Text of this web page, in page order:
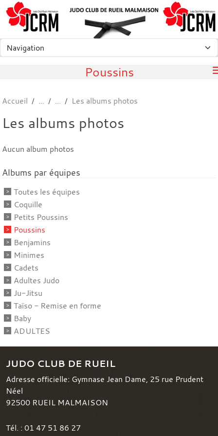
Poussins
Accueil Les albums photos
Les albums photos
Aucun album photos
Albums par équipes
Toutes les équipes
Coquille
Petits Poussins
Poussins
Benjamins
Minimes
Cadets
Adultes Judo
Ju-Jitsu
Taïso - Remise en forme
Baby
ADULTES
JUDO CLUB DE RUEIL
Adresse officielle: Gymnase Jean Dame, 25 rue Prudent
Néel
92500 RUEIL MALMAISON
Tél. : 01 47 51 86 27
Panneau de gestion des cookies